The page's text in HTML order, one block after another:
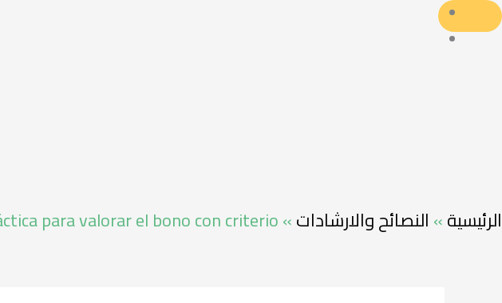
الرئيسية»النصائح والارشادات»
para valorar el bono con criterio